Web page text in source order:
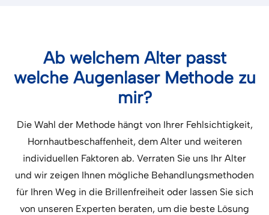
Ab welchem Alter passt
welche Augenlaser Methode zu
mir?
Die Wahl der Methode hängt von Ihrer Fehlsichtigkeit,
Hornhautbeschaffenheit, dem Alter und weiteren
individuellen Faktoren ab. Verraten Sie uns Ihr Alter
und wir zeigen Ihnen mögliche Behandlungsmethoden
für Ihren Weg in die Brillenfreiheit oder lassen Sie sich
von unseren Experten beraten, um die beste Lösung